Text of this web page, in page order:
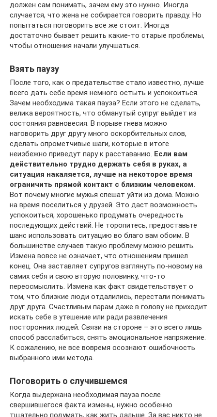
должен сам понимать, зачем ему это нужно. Иногда
случается, что жена не собирается говорить правду. Но
попытаться поговорить все же стоит. Иногда
достаточно бывает решить какие-то старые проблемы,
чтобы отношения начали улучшаться.
Взять паузу
После того, как о предательстве стало известно, лучше
всего дать себе время немного остыть и успокоиться.
Зачем необходима такая пауза? Если этого не сделать,
велика вероятность, что обманутый супруг выйдет из
состояния равновесия. В порыве гнева можно
наговорить друг другу много оскорбительных слов,
сделать опрометчивые шаги, которые в итоге
неизбежно приведут пару к расставанию. Если вам
действительно трудно держать себя в руках, а
ситуация накаляется, лучше на некоторое время
ограничить прямой контакт с близким человеком.
Вот почему многие мужья спешат уйти из дома. Можно
на время поселиться у друзей. Это даст возможность
успокоиться, хорошенько продумать очередность
последующих действий. Не торопитесь, предоставьте
шанс использовать ситуацию во благо вам обоим. В
большинстве случаев такую проблему можно решить.
Измена вовсе не означает, что отношениям пришел
конец. Она заставляет супругов взглянуть по-новому на
самих себя и свою вторую половинку, что-то
переосмыслить. Измена как факт свидетельствует о
том, что близкие люди отдалились, перестали понимать
друг друга. Счастливым парам даже в голову не приходит
искать себе в утешение или ради развлечения
посторонних людей. Связи на стороне – это всего лишь
способ расслабиться, снять эмоциональное напряжение.
К сожалению, не все вовремя осознают ошибочность
выбранного ими метода.
Поговорить о случившемся
Когда выдержана необходимая пауза после
свершившегося факта измены, нужно особенно
тщательно подумать, как жить дальше. За вас никто не